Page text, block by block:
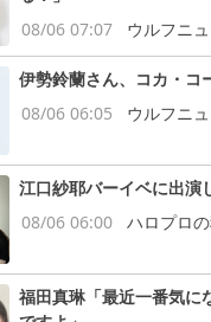
08/06 07:07
ウルフニ
伊勢鈴蘭さん、コカ・コ
08/06 06:05
ウルフニ
江口紗耶バーイベに出演
08/06 06:00
ハロプロ
福田真琳「最近一番気